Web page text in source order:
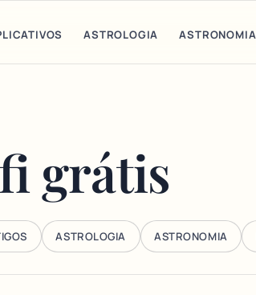
ASTROLOGIA ASTRONOMIA
grátis
ASTROLOGIA ASTRONOMIA